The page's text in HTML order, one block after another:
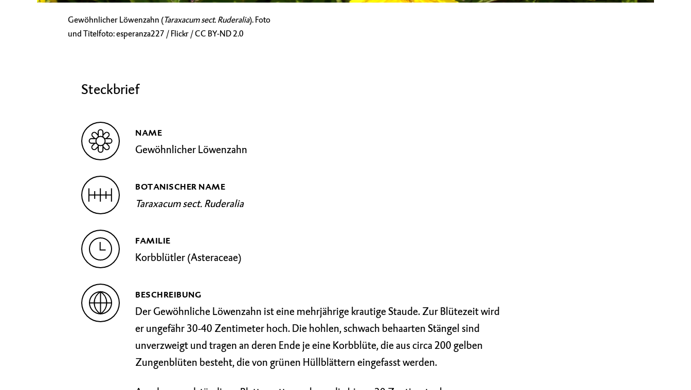
Gewöhnlicher Löwenzahn (Taraxacum sect. Ruderalia). Foto
und Titelfoto: esperanza227 / Flickr /CC BY-ND 2.0
Steckbrief
NAME
Gewöhnlicher Löwenzahn
BOTANISCHER NAME
Taraxacum sect. Ruderalia
FAMILIE
Korbblütler (Asteraceae)
BESCHREIBUNG
Der Gewöhnliche Löwenzahn ist eine mehrjährige krautige Staude. Zur Blütezeit wird
er ungefähr 30-40 Zentimeter hoch. Die hohlen, schwach behaarten Stängel sind
unverzweigt und tragen an deren Ende je eine Korbblüte, die aus circa 200 gelben
Zungenblüten besteht, die von grünen Hüllblättern eingefasst werden.